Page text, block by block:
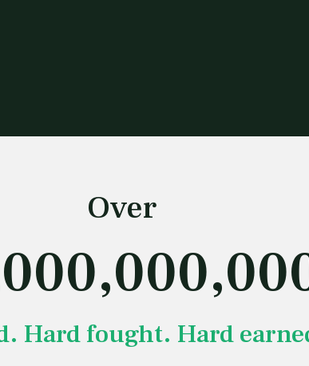
Over
Hard fought. Hard